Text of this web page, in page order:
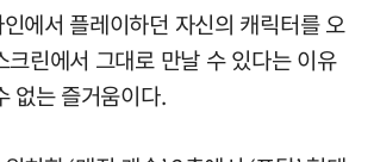
에서 플레이하던 자신의 캐릭터를 오
크린에서 그대로 만날 수 있다는 이유
없는 즐거움이다.